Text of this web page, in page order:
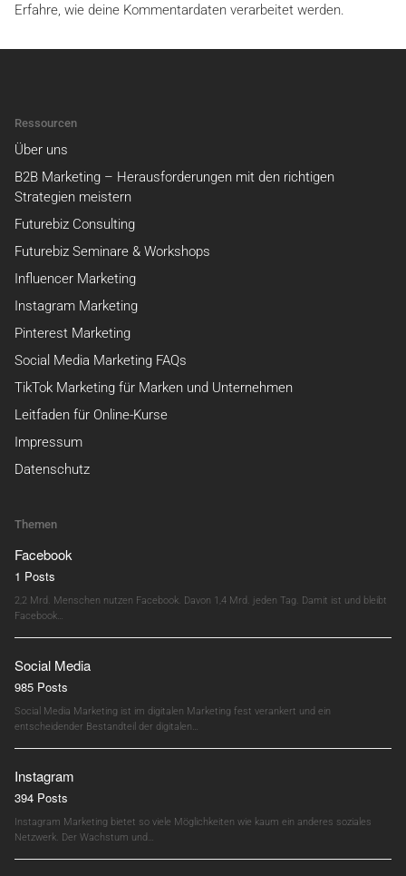
Erfahre, wie deine Kommentardaten verarbeitet werden.
Ressourcen
Über uns
B2B Marketing – Herausforderungen mit den richtigen
Strategien meistern
Futurebiz Consulting
Futurebiz Seminare & Workshops
Influencer Marketing
Instagram Marketing
Pinterest Marketing
Social Media Marketing FAQs
TikTok Marketing für Marken und Unternehmen
Leitfaden für Online-Kurse
Impressum
Datenschutz
Themen
Facebook
1 Posts
2,2 Mrd. Menschen nutzen Facebook. Davon 1,4 Mrd. jeden Tag. Damit ist und bleibt
Facebook…
Social Media
985 Posts
Social Media Marketing ist im digitalen Marketing fest verankert und ein
entscheidender Bestandteil der digitalen…
Instagram
394 Posts
Instagram Marketing bietet so viele Möglichkeiten wie kaum ein anderes soziales
Netzwerk. Der Wachstum und…